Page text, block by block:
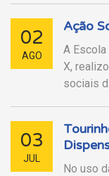
02
AGO
Ação
A
X,
sociais
03
JUL
No uso